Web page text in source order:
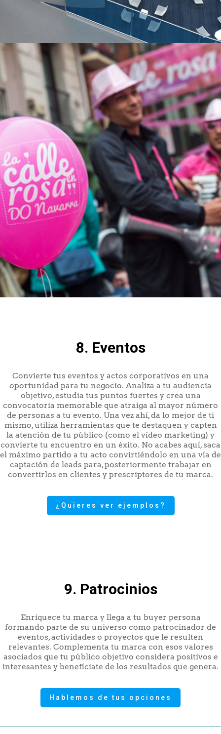
8. Eventos
Convierte tus eventos y actos corporativos en una
oportunidad para tu negocio. Analiza a tu audiencia
objetivo, estudia tus puntos fuertes y crea una
convocatoria memorable que atraiga al mayor número
de personas a tu evento. Una vez ahí, da lo mejor de ti
mismo, utiliza herramientas que te destaquen y capten
la atención de tu público (como el vídeo marketing) y
convierte tu encuentro en un éxito. No acabes aquí, saca
el máximo partido a tu acto convirtiéndolo en una vía de
captación de leads para, posteriormente trabajar en
convertirlos en clientes y prescriptores de tu marca.
¿Quieres ver ejemplos?
9. Patrocinios
Enriquece tu marca y llega a tu buyer persona
formando parte de su universo como patrocinador de
eventos, actividades o proyectos que le resulten
relevantes. Complementa tu marca con esos valores
asociados que tu público objetivo considera positivos e
interesantes y benefíciate de los resultados que genera.
Hablemos de tus opciones